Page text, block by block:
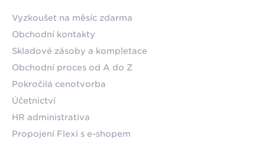
Vyzkoušet na měsíc zdarma
Obchodní kontakty
Skladové zásoby a kompletace
Obchodní proces od A do Z
Pokročilá cenotvorba
Účetnictví
HR administrativa
Propojení Flexi s e-shopem